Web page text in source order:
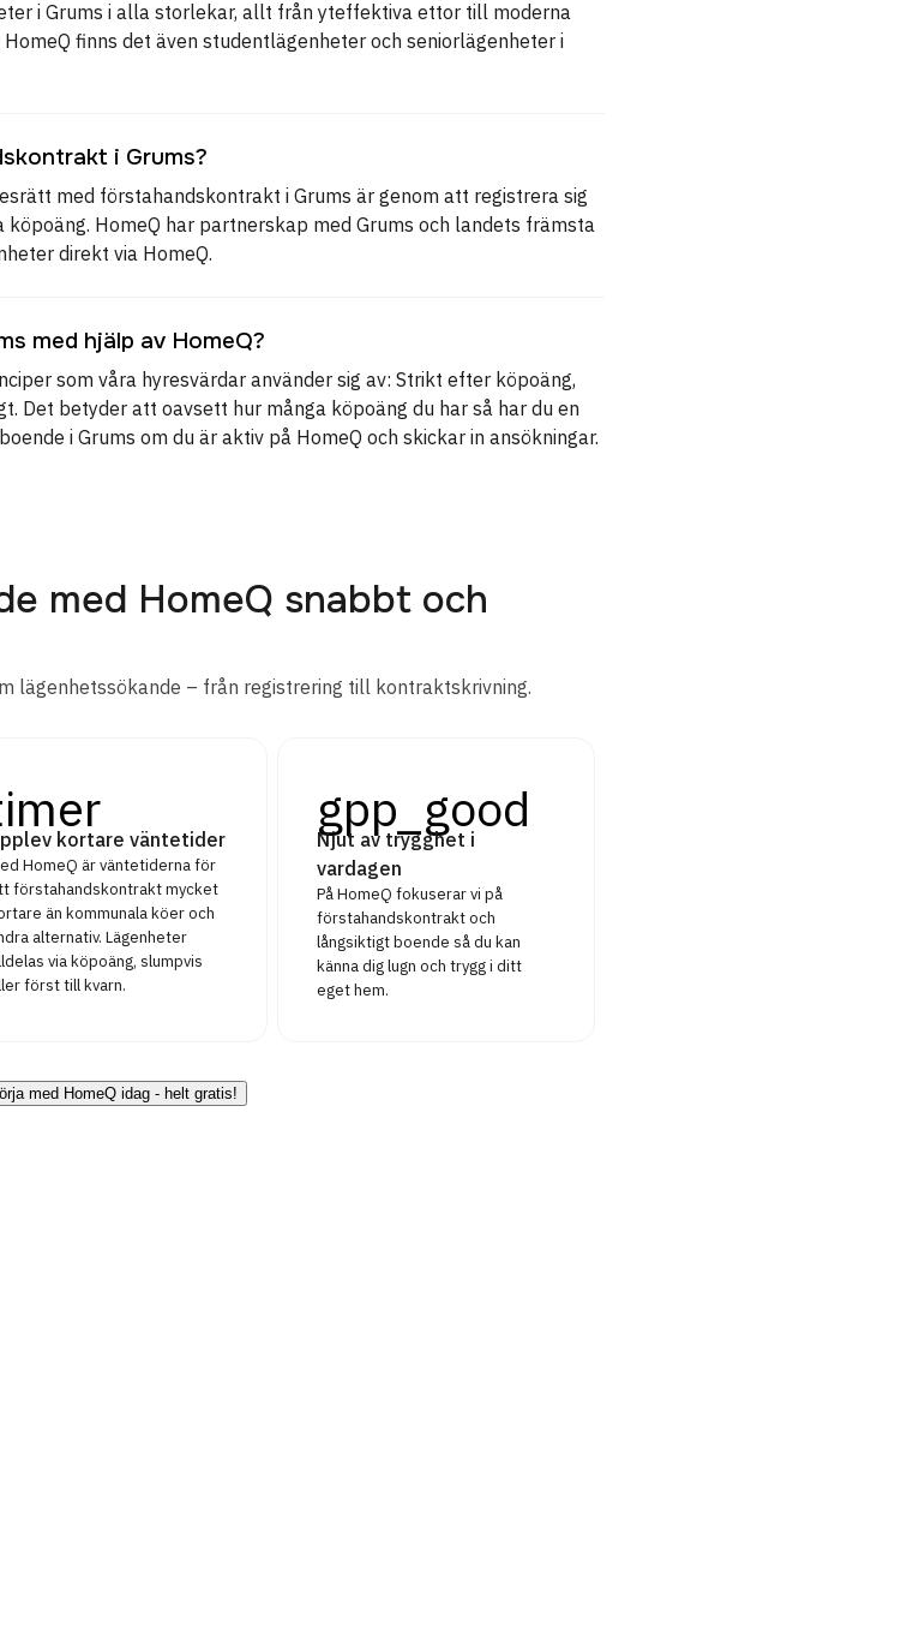
i Grums i alla storlekar, allt från yteffektiva ettor till moderna
finns det även studentlägenheter och seniorlägenheter i
i Grums?
med förstahandskontrakt i Grums är genom att registrera sig
HomeQ har partnerskap med Grums och landets främsta
direkt via HomeQ.
med hjälp av HomeQ?
som våra hyresvärdar använder sig av: Strikt efter köpoäng,
Det betyder att oavsett hur många köpoäng du har så har du en
i Grums om du är aktiv på HomeQ och skickar in ansökningar.
med HomeQ snabbt och
lägenhetssökande – från registrering till kontraktskrivning.
kortare väntetider
HomeQ är väntetiderna för
förstahandskontrakt mycket
än kommunala köer och
alternativ. Lägenheter
via köpoäng, slumpvis
först till kvarn.
gpp_good
Njut av trygghet i
vardagen
På HomeQ fokuserar vi på
förstahandskontrakt och
långsiktigt boende så du kan
känna dig lugn och trygg i ditt
eget hem.
med HomeQ idag - helt gratis!